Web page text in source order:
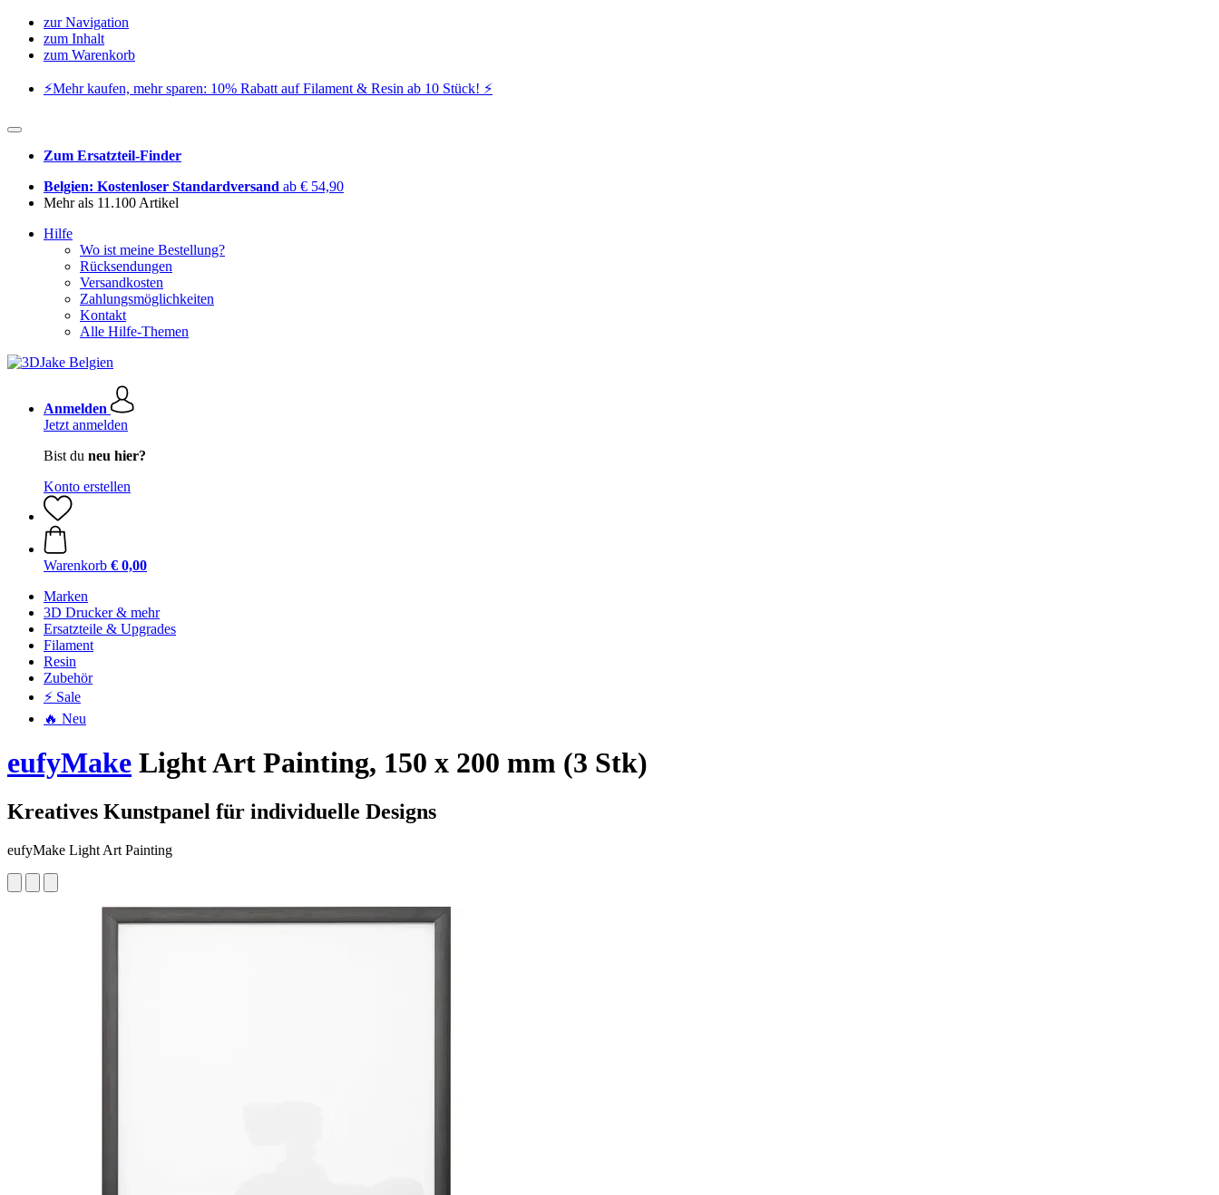
zur Navigation
zum Inhalt
zum Warenkorb
⚡️Mehr kaufen, mehr sparen: 10% Rabatt auf Filament & Resin ab 10 Stück! ⚡️
Zum Ersatzteil-Finder
Belgien: Kostenloser Standardversand ab € 54,90
Mehr als 11.100 Artikel
Hilfe
Wo ist meine Bestellung?
Rücksendungen
Versandkosten
Zahlungsmöglichkeiten
Kontakt
Alle Hilfe-Themen
Anmelden
Jetzt anmelden
Bist du neu hier?
Konto erstellen
Warenkorb € 0,00
Marken
3D Drucker & mehr
Ersatzteile & Upgrades
Filament
Resin
Zubehör
⚡ Sale
🔥 Neu
eufyMake Light Art Painting, 150 x 200 mm (3 Stk)
Kreatives Kunstpanel für individuelle Designs
eufyMake Light Art Painting